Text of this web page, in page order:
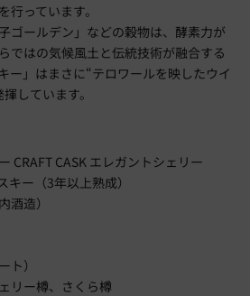
行っています。
ゴールデン」などの穀物は、酵素力が
ではの気候風土と伝統技術が融合する
ー」はまさに“テロワールを映したウイ
しています。
CRAFT CASK エレガントシェリー
ー（3年以上熟成）
酒造）
）
リー樽、さくら樽